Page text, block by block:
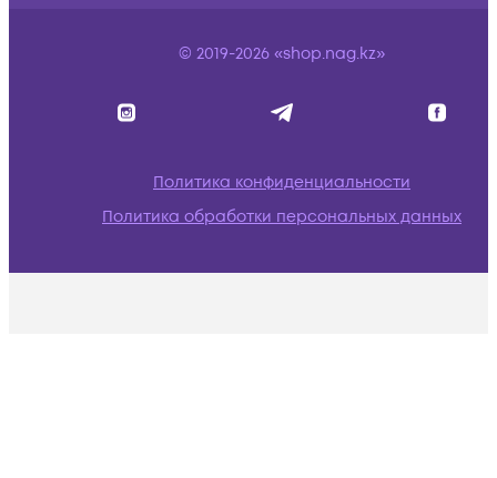
© 2019-2026 «shop.nag.kz»
Политика конфиденциальности
Политика обработки персональных данных